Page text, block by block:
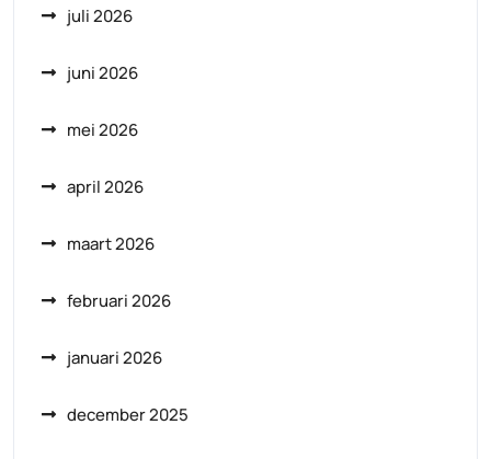
juli 2026
juni 2026
mei 2026
april 2026
maart 2026
februari 2026
januari 2026
december 2025